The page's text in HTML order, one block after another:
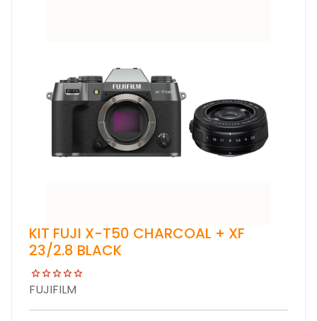
KIT FUJI X-T50 CHARCOAL + XF
23/2.8 BLACK
FUJIFILM